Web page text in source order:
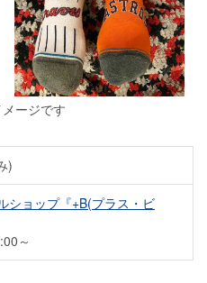
ージです
)
ショップ『+B(プラス・ビ
～